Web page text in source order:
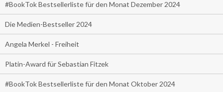
#BookTok Bestsellerliste für den Monat Dezember 2024
Die Medien-Bestseller 2024
Angela Merkel - Freiheit
Platin-Award für Sebastian Fitzek
#BookTok Bestsellerliste für den Monat Oktober 2024